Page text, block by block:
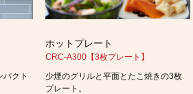
クト
ホットプレート
CRC-A300【3枚プレート】
少煙のグリルと平面とたこ焼きの3枚
プレート。